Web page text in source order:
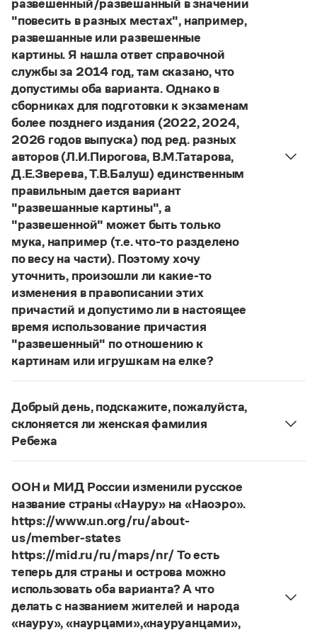
Словари русского языка как государственного
Справочники
Правила русской орфографии и пунктуации
Русский язык. Краткий теоретический курс
для школьников
Письмовник
Справочник по пунктуации
Словарь-справочник трудностей
Справочник по фразеологии
Азбучные истины
Словарь-справочник непростые слова
Все справочники портала
Журнал
Новости и события
Статьи
Монологи
Интервью
Лекции и подкасты
Рекомендуем
Учебник Грамоты
Интерактивные упражнения: от простого к сложному
Скороговорки
Издательство
Словари
Научпоп
Учебники и справочники
Все книги
Управление в русском языке
Словарь русских имён
Словарь методических терминов
Правила русской орфографии и пунктуации
(1956)
развешенный/развешанный в значении
"повесить в разных местах", например,
развешанные или развешенные
картины. Я нашла ответ справочной
службы за 2014 год, там сказано, что
допустимы оба варианта. Однако в
сборниках для подготовки к экзаменам
более позднего издания (2022, 2024,
2026 годов выпуска) под ред. разных
авторов (Л.И.Пирогова, В.М.Татарова,
Д.Е.Зверева, Т.В.Балуш) единственным
правильным дается вариант
"развешанные картины", а
"развешенной" может быть только
мука, например (т.е. что-то разделено
по весу на части). Поэтому хочу
уточнить, произошли ли какие-то
изменения в правописании этих
причастий и допустимо ли в настоящее
время использование причастия
"развешенный" по отношению к
картинам или игрушкам на елке?
Нашответ2014 года по-прежнему актуален.
то игнорируют рекомендации нормативных
словарей русского языка, в которых указан глагол
развесить
развешенный) со значением «повесить в разных
местах (несколько, много предметов)». Ср.:
Я знаю, что на стенах своей квартиры вы
развесили разные географические карты
(И. С. Тургенев. Бретер). И эти карты, безусловно,
развешены.
Страница ответа
Добрый день, подскажите, пожалуйста,
склоняется ли женская фамилия
Ребежа
ФамилияРебежасклоняется (и мужская,
Страница ответа
ООН и МИД России изменили русское
название страны «Науру» на «Наоэро».
https://www.un.org/ru/about-
us/member-states
https://mid.ru/ru/maps/nr/ То есть
теперь для страны и острова можно
использовать оба варианта? А что
делать с названием жителей и народа
«науру», «наурцами»,«науруанцами»,